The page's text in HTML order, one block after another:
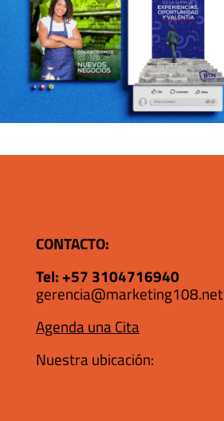
CONTACTO:
Tel: +57 3104716940
gerencia@marketing108.net
Agenda una Cita
Nuestra ubicación: